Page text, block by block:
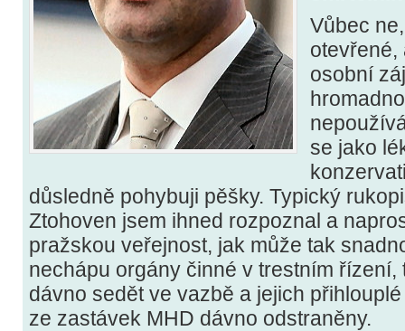
Vůbec
otevřené,
osobní
se jako
důsledně pohybuji pěšky. Typický
Ztohoven jsem ihned rozpoznal a
pražskou veřejnost, jak může tak
nechápu orgány činné v trestním řízení,
dávno sedět ve vazbě a jejich
ze zastávek MHD dávno odstraněny.